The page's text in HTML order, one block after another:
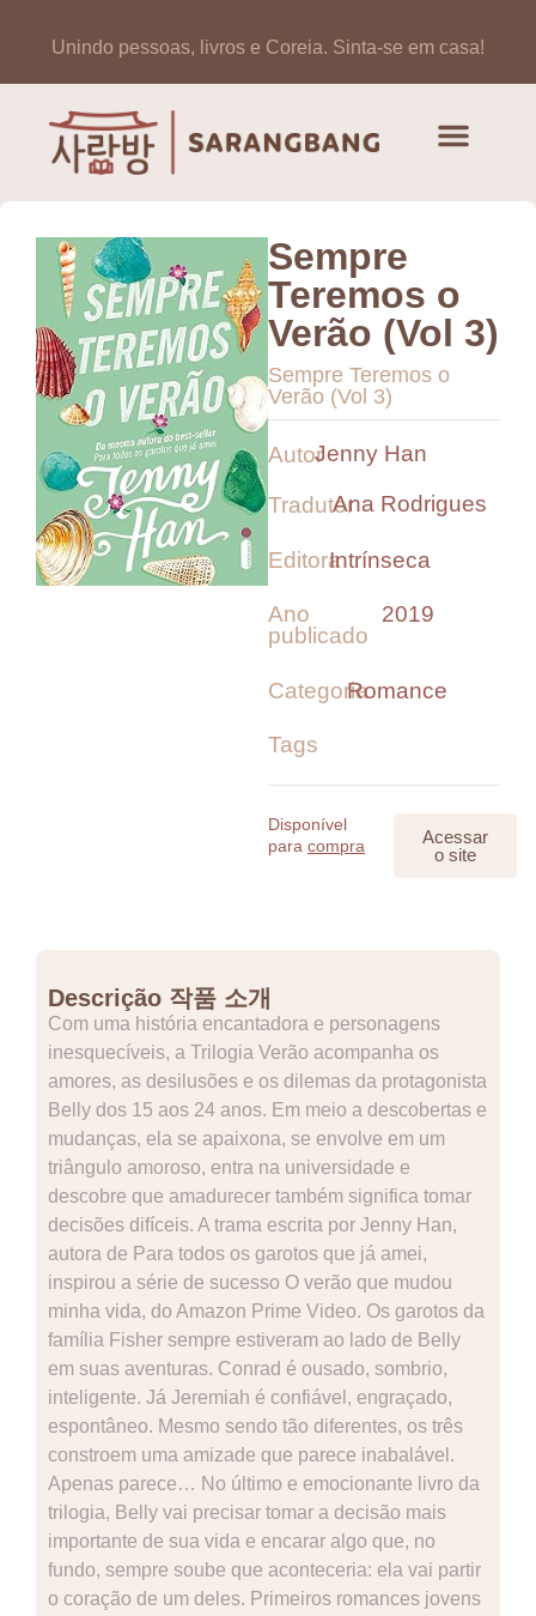
Unindo pessoas, livros e Coreia. Sinta-se em casa!
Sempre
Teremos o
Verão (Vol 3)
Sempre Teremos o
Verão (Vol 3)
AutorJenny Han
TradutorAna Rodrigues
EditoraIntrínseca
Ano
publicado
2019
CategoriaRomance
Tags
Disponível
para compra
Acessar
o site
Descrição 작품 소개
Com uma história encantadora e personagens
inesquecíveis, a Trilogia Verão acompanha os
amores, as desilusões e os dilemas da protagonista
Belly dos 15 aos 24 anos. Em meio a descobertas e
mudanças, ela se apaixona, se envolve em um
triângulo amoroso, entra na universidade e
descobre que amadurecer também significa tomar
decisões difíceis. A trama escrita por Jenny Han,
autora de Para todos os garotos que já amei,
inspirou a série de sucesso O verão que mudou
minha vida, do Amazon Prime Video. Os garotos da
família Fisher sempre estiveram ao lado de Belly
em suas aventuras. Conrad é ousado, sombrio,
inteligente. Já Jeremiah é confiável, engraçado,
espontâneo. Mesmo sendo tão diferentes, os três
constroem uma amizade que parece inabalável.
Apenas parece… No último e emocionante livro da
trilogia, Belly vai precisar tomar a decisão mais
importante de sua vida e encarar algo que, no
fundo, sempre soube que aconteceria: ela vai partir
o coração de um deles. Primeiros romances jovens